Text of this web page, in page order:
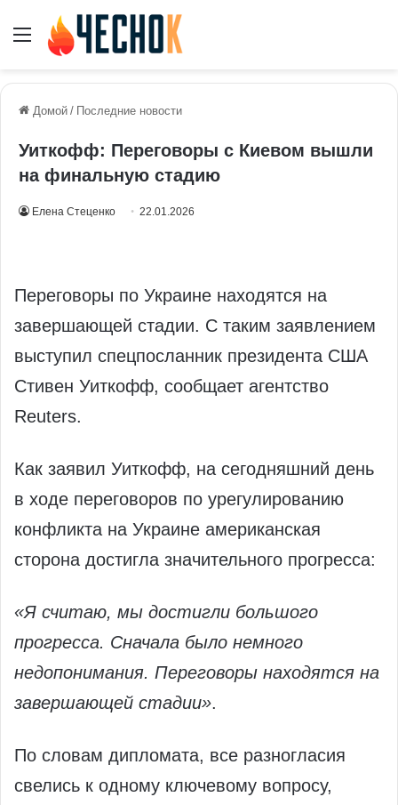
Меню
Домой / Последние новости
Уиткофф: Переговоры с Киевом вышли
на финальную стадию
Елена Стеценко 22.01.2026
Переговоры по Украине находятся на
завершающей стадии. С таким заявлением
выступил спецпосланник президента США
Стивен Уиткофф, сообщает агентство
Reuters.
Как заявил Уиткофф, на сегодняшний день
в ходе переговоров по урегулированию
конфликта на Украине американская
сторона достигла значительного прогресса:
«Я считаю, мы достигли большого
прогресса. Сначала было немного
недопонимания. Переговоры находятся на
завершающей стадии».
По словам дипломата, все разногласия
свелись к одному ключевому вопросу,